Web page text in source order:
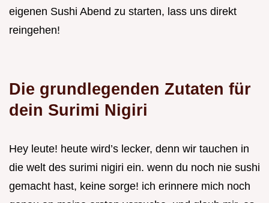
eigenen Sushi Abend zu starten, lass uns direkt
reingehen!
Die grundlegenden Zutaten für
dein Surimi Nigiri
Hey leute! heute wird’s lecker, denn wir tauchen in
die welt des surimi nigiri ein. wenn du noch nie sushi
gemacht hast, keine sorge! ich erinnere mich noch